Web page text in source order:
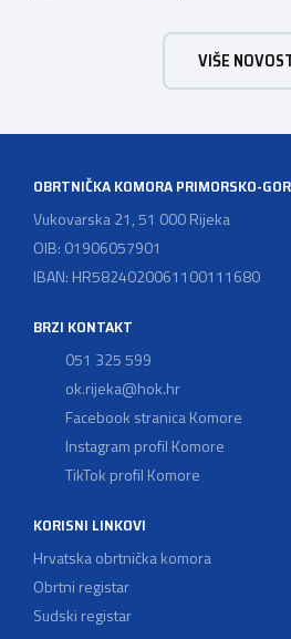
koja sadrže alkohol i energetska
svoje poslovne procese i osigurati
vjerodostojnu provjeru
VIŠE
OBRTNIČKA KOMORA PRIMORSKO-
Vukovarska 21, 51 000 Rijeka
OIB: 01906057901
IBAN: HR5824020061100111680
BRZI KONTAKT
051 325 599
ok.rijeka@hok.hr
Facebook stranica Komore
Instagram profil Komore
TikTok profil Komore
KORISNI LINKOVI
Hrvatska obrtnička komora
Obrtni registar
Sudski registar